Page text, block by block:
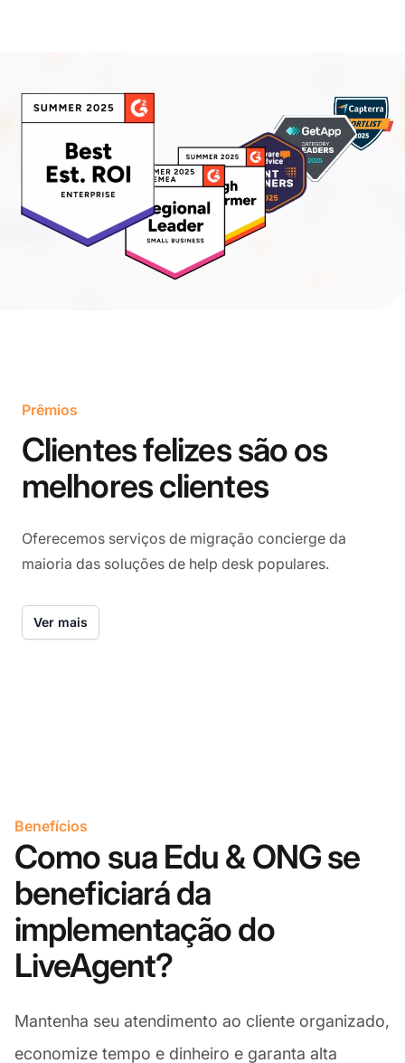
Prêmios
Clientes felizes são os
melhores clientes
Oferecemos serviços de migração concierge da
maioria das soluções de help desk populares.
Ver mais
Benefícios
Como sua Edu & ONG se
beneficiará da
implementação do
LiveAgent?
Mantenha seu atendimento ao cliente organizado,
economize tempo e dinheiro e garanta alta